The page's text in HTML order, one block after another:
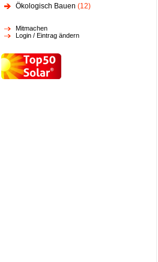
Ökologisch Bauen (12)
Mitmachen
Login / Eintrag ändern